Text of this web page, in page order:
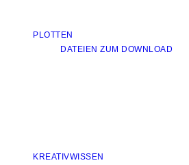
PLOTTEN
DATEIEN ZUM DOWNLOAD
KREATIVWISSEN